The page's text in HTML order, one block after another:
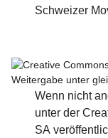
Schweizer
Wenn nicht
unter der
SA